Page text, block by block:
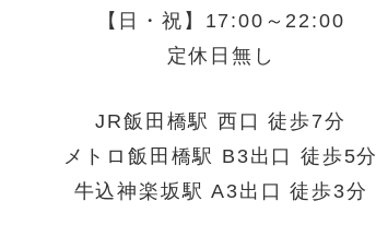
【日・祝】17:00～22:00
定休日無し
JR飯田橋駅 西口 徒歩7分
メトロ飯田橋駅 B3出口 徒歩5分
牛込神楽坂駅 A3出口 徒歩3分